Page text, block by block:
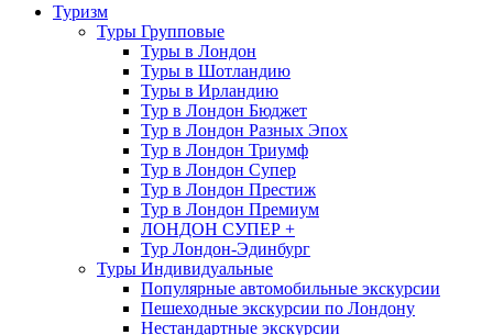
Туризм
Туры Групповые
Туры в Лондон
Туры в Шотландию
Туры в Ирландию
Тур в Лондон Бюджет
Тур в Лондон Разных Эпох
Тур в Лондон Триумф
Тур в Лондон Супер
Тур в Лондон Престиж
Тур в Лондон Премиум
ЛОНДОН СУПЕР +
Тур Лондон-Эдинбург
Туры Индивидуальные
Популярные автомобильные экскурсии
Пешеходные экскурсии по Лондону
Нестандартные экскурсии